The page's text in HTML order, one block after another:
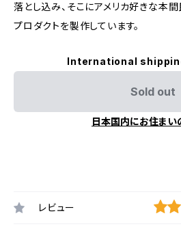
落とし込み、そこにアメリカ好きな本
プロダクトを製作しています。
International
Sold out
日本国内にお住まい
レビュー